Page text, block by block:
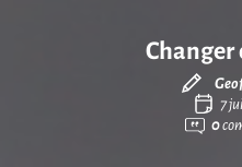
Changer
7
0